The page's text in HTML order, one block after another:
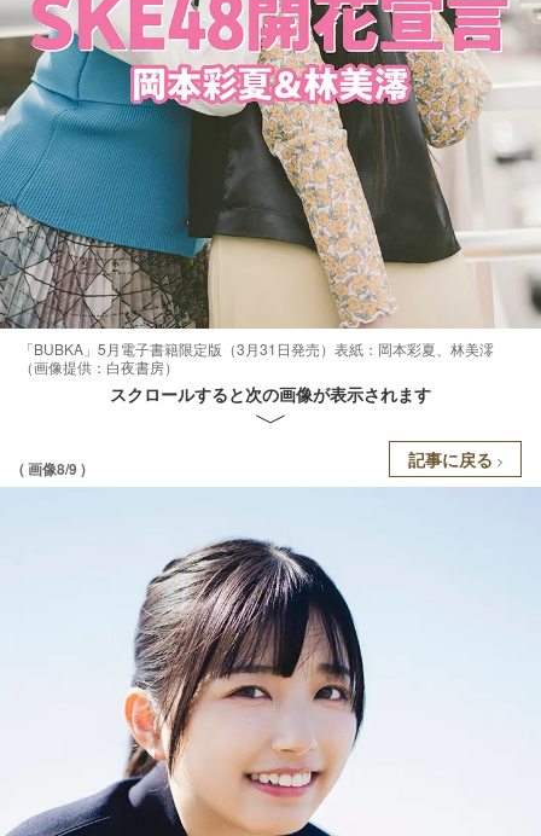
「BUBKA」5月電子書籍限定版（3月31日発売）表紙：岡本彩夏、林美澪
（画像提供：白夜書房）
スクロールすると次の画像が表示されます
( 画像8/9 ) 記事に戻る